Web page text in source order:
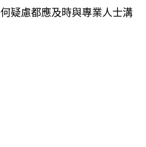
疑慮都應及時與專業人士溝